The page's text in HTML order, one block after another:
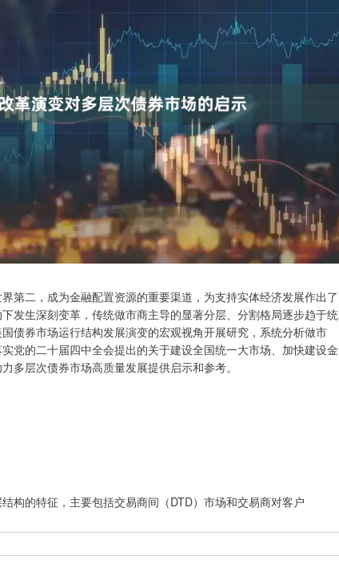
二，成为金融配置资源的重要渠道，为支持实体经济发展作出了
发生深刻变革，传统做市商主导的显著分层、分割格局逐步趋于统
债券市场运行结构发展演变的宏观视角开展研究，系统分析做市
党的二十届四中全会提出的关于建设全国统一大市场、加快建设金
多层次债券市场高质量发展提供启示和参考。
的特征，主要包括交易商间（DTD）市场和交易商对客户